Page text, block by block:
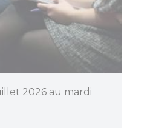
2026 au mardi